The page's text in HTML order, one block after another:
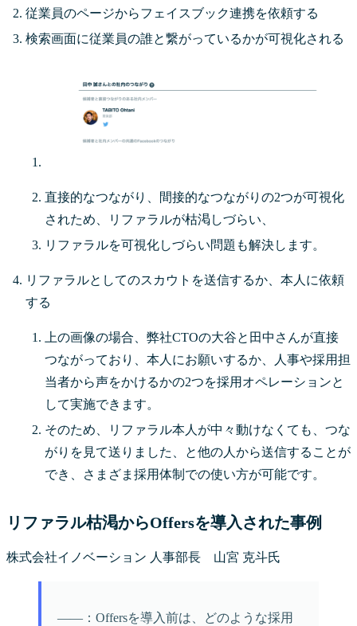
従業員のページからフェイスブック連携を依頼する
検索画面に従業員の誰と繋がっているかが可視化される
直接的なつながり、間接的なつながりの2つが可視化
されため、リファラルが枯渇しづらい、
リファラルを可視化しづらい問題も解決します。
リファラルとしてのスカウトを送信するか、本人に依頼
する
上の画像の場合、弊社CTOの大谷と田中さんが直接
つながっており、本人にお願いするか、人事や採用担
当者から声をかけるかの2つを採用オペレーションと
して実施できます。
そのため、リファラル本人が中々動けなくても、つな
がりを見て送りました、と他の人から送信することが
でき、さまざま採用体制での使い方が可能です。
リファラル枯渇からOffersを導入された事例
株式会社イノベーション 人事部長 山宮 克斗氏
――：Offersを導入前は、どのような採用